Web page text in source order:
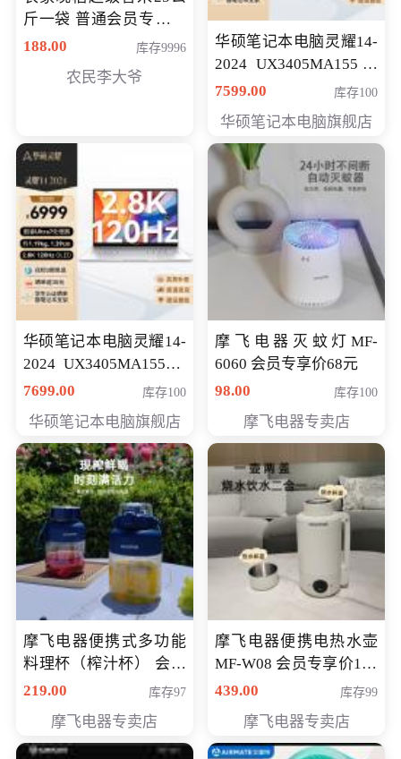
斤一袋 普通会员专享价
格178元
188.00 库存9996
农民李大爷
华硕笔记本电脑灵耀14-
2024 UX3405MA155冰
川银 oled 智慧轻薄本 会
7599.00 库存100
华硕笔记本电脑旗舰店
华硕笔记本电脑灵耀14-
2024 UX3405MA155夜
空蓝 oled 智慧轻薄本 会
7699.00 库存100
华硕笔记本电脑旗舰店
摩飞电器灭蚊灯MF-
6060 会员专享价68元
98.00
库存100
摩飞电器专卖店
摩飞电器便携式多功能
料理杯（榨汁杯） 会员
专享价118元
219.00 库存97
摩飞电器专卖店
摩飞电器便携电热水壶
MF-W08 会员专享价198
元
439.00 库存99
摩飞电器专卖店